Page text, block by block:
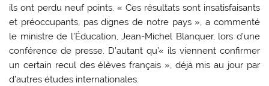
ils ont perdu neuf points. « Ces résultats sont insatisfaisants
et préoccupants, pas dignes de notre pays », a commenté
le ministre de l’Éducation, Jean-Michel Blanquer, lors d’une
conférence de presse. D’autant qu’« ils viennent confirmer
un certain recul des élèves français », déjà mis au jour par
d’autres études internationales.